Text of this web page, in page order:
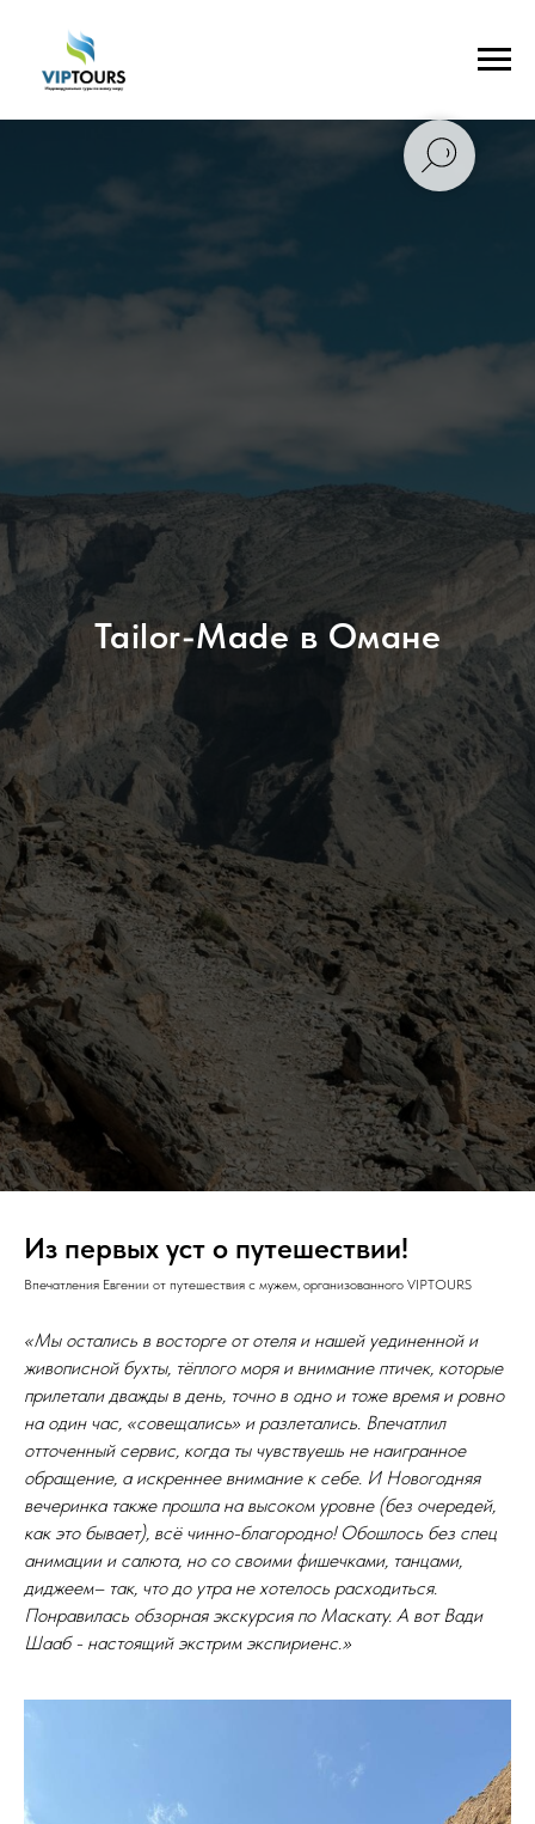
Tailor-Made в Омане
Из первых уст о путешествии!
Впечатления Евгении от путешествия с мужем, организованного VIPTOURS
«Мы остались в восторге от отеля и нашей уединенной и
живописной бухты, тёплого моря и внимание птичек, которые
прилетали дважды в день, точно в одно и тоже время и ровно
на один час, «совещались» и разлетались. Впечатлил
отточенный сервис, когда ты чувствуешь не наигранное
обращение, а искреннее внимание к себе. И Новогодняя
вечеринка также прошла на высоком уровне (без очередей,
как это бывает), всё чинно-благородно! Обошлось без спец
анимации и салюта, но со своими фишечками, танцами,
диджеем– так, что до утра не хотелось расходиться.
Понравилась обзорная экскурсия по Маскату. А вот Вади
Шааб - настоящий экстрим экспириенс.»